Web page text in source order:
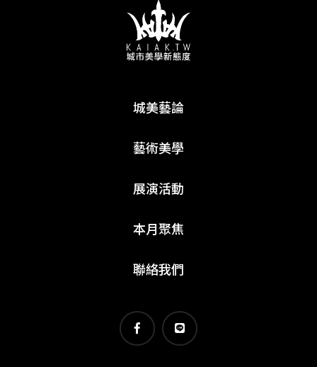
城美藝論
藝術美學
展演活動
本月聚焦
聯絡我們